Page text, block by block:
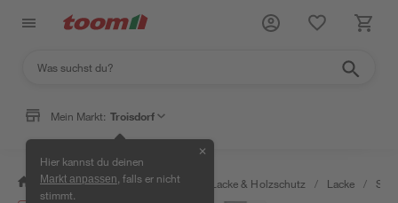
Mein Markt: Troisdorf
Hier kannst du deinen
Markt anpassen , falls er nicht
stimmt.
✕
/ Bauen & Renovieren / Farben, Lacke & Holzschutz / Lacke /